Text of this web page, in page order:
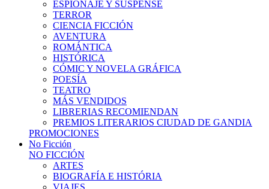
ESPIONAJE Y SUSPENSE
TERROR
CIENCIA FICCIÓN
AVENTURA
ROMÁNTICA
HISTÓRICA
CÓMIC Y NOVELA GRÁFICA
POESÍA
TEATRO
MÁS VENDIDOS
LIBRERIAS RECOMIENDAN
PREMIOS LITERARIOS CIUDAD DE GANDIA
PROMOCIONES
No Ficción
NO FICCIÓN
ARTES
BIOGRAFÍA E HISTÓRIA
VIAJES